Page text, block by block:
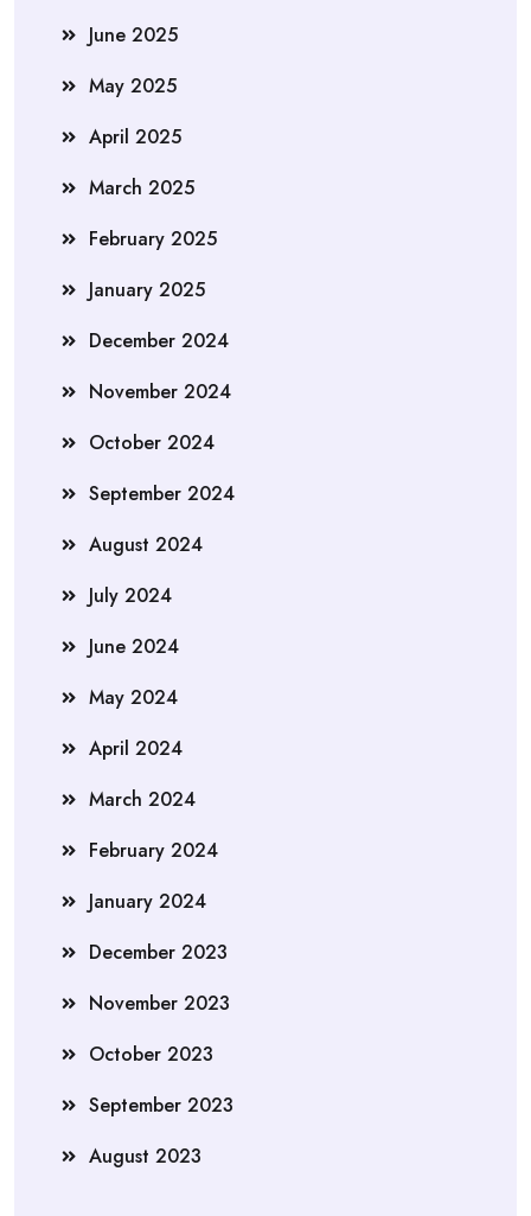
June 2025
May 2025
April 2025
March 2025
February 2025
January 2025
December 2024
November 2024
October 2024
September 2024
August 2024
July 2024
June 2024
May 2024
April 2024
March 2024
February 2024
January 2024
December 2023
November 2023
October 2023
September 2023
August 2023